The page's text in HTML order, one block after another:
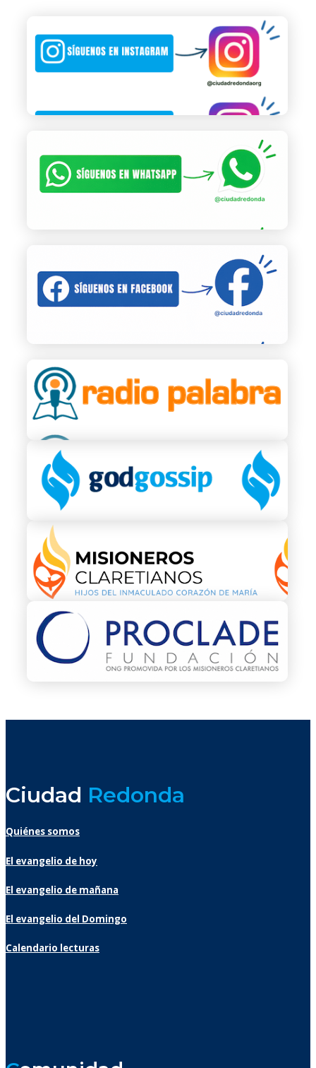
Ciudad Redonda
Quiénes somos
El evangelio de hoy
El evangelio de mañana
El evangelio del Domingo
Calendario lecturas